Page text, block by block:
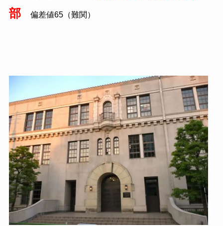
部
偏差値65（難関）